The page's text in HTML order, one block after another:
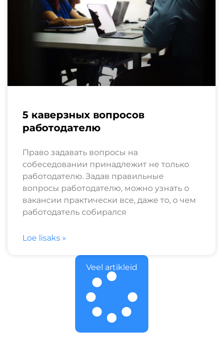
5 каверзных вопросов
работодателю
Право задавать вопросы на
собеседовании принадлежит не только
работодателю. Задав правильные
вопросы работодателю, можно узнать о
вакансии практически все, даже то, о чем
работодатель собирался
Loe lisaks »
Veel artikleid